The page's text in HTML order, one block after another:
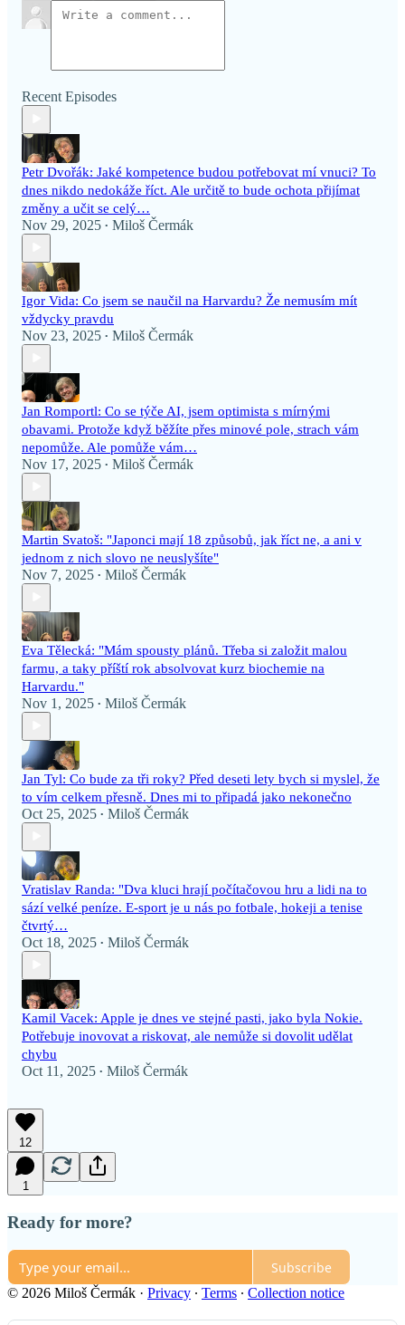
Recent Episodes
Petr Dvořák: Jaké kompetence budou potřebovat mí vnuci? To
dnes nikdo nedokáže říct. Ale určitě to bude ochota přijímat
změny a učit se celý…
Nov 29, 2025 • Miloš Čermák
Igor Vida: Co jsem se naučil na Harvardu? Že nemusím mít
vždycky pravdu
Nov 23, 2025 • Miloš Čermák
Jan Romportl: Co se týče AI, jsem optimista s mírnými
obavami. Protože když běžíte přes minové pole, strach vám
nepomůže. Ale pomůže vám…
Nov 17, 2025 • Miloš Čermák
Martin Svatoš: "Japonci mají 18 způsobů, jak říct ne, a ani v
jednom z nich slovo ne neuslyšíte"
Nov 7, 2025 • Miloš Čermák
Eva Tělecká: "Mám spousty plánů. Třeba si založit malou
farmu, a taky příští rok absolvovat kurz biochemie na
Harvardu."
Nov 1, 2025 • Miloš Čermák
Jan Tyl: Co bude za tři roky? Před deseti lety bych si myslel, že
to vím celkem přesně. Dnes mi to připadá jako nekonečno
Oct 25, 2025 • Miloš Čermák
Vratislav Randa: "Dva kluci hrají počítačovou hru a lidi na to
sází velké peníze. E-sport je u nás po fotbale, hokeji a tenise
čtvrtý…
Oct 18, 2025 • Miloš Čermák
Kamil Vacek: Apple je dnes ve stejné pasti, jako byla Nokie.
Potřebuje inovovat a riskovat, ale nemůže si dovolit udělat
chybu
Oct 11, 2025 • Miloš Čermák
12
1
Ready for more?
Subscribe
© 2026 Miloš Čermák · Privacy ∙ Terms ∙ Collection notice